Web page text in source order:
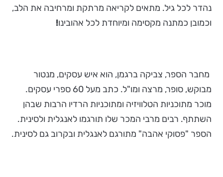
נהדר לכל גיל. מתאים לקריאה מרתקת ומרחיבה את הלב,
וכמובן כמתנה מקסימה ומיוחדת לכל אהובינו!
מחבר הספר, צביקה ברגמן, הוא איש עסקים, מנטור
מבוקש, סופר, מרצה ומו"ל. כתב מעל 60 ספרי עסקים.
מוכר מתוכניות הטלוויזיה ומתוכניות הרדיו הרבות שבהן
השתתף. רבים מרבי המכר שלו תורגמו לאנגלית ולסינית.
הספר "פסוקי אהבה" מתורגם לאנגלית ובקרוב גם לסינית.